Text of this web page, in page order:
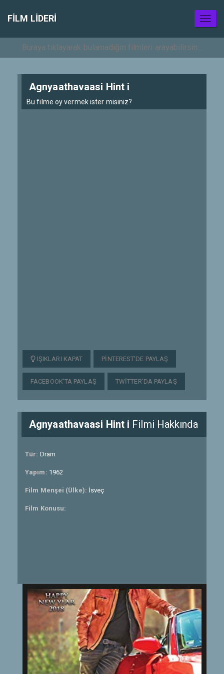
FILM LIDERI
Agnyaathavaasi Hint i
Bu filme oy vermek ister misiniz?
IŞIKLARI KAPAT PINTEREST'DE PAYLAŞ
FACEBOOK'TA PAYLAŞ TWITTER'DA PAYLAŞ
Agnyaathavaasi Hint i Filmi Hakkında
Tür: Dram
Yapım: 1962
Film Menşei (Ülke): İsveç
Film Konusu: